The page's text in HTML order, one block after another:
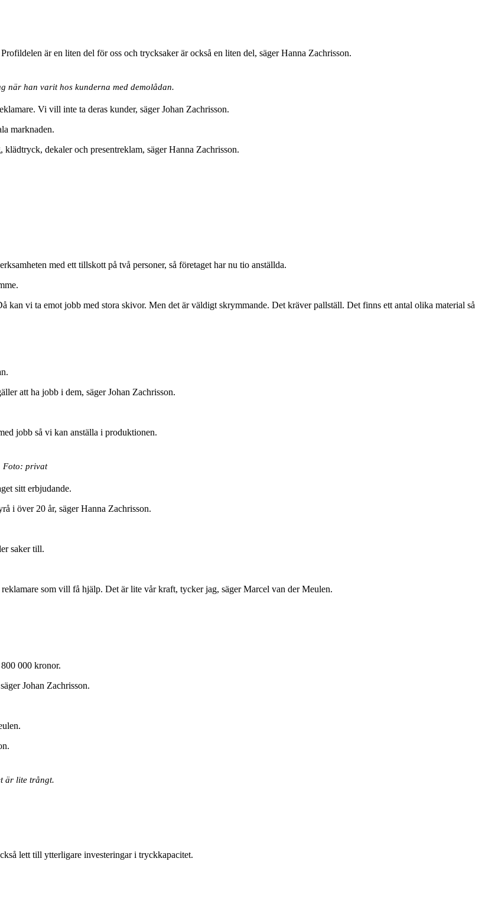
är en liten del för oss och trycksaker är också en liten del, säger Hanna Zachrisson.
när han varit hos kunderna med demolådan.
Vi vill inte ta deras kunder, säger Johan Zachrisson.
marknaden.
dekaler och presentreklam, säger Hanna Zachrisson.
med ett tillskott på två personer, så företaget har nu tio anställda.
kan vi ta emot jobb med stora skivor. Men det är väldigt skrymmande. Det kräver pallställ. Det finns ett antal olika material så
att ha jobb i dem, säger Johan Zachrisson.
jobb så vi kan anställa i produktionen.
Foto: privat
sitt erbjudande.
i över 20 år, säger Hanna Zachrisson.
saker till.
som vill få hjälp. Det är lite vår kraft, tycker jag, säger Marcel van der Meulen.
000 kronor.
Johan Zachrisson.
är lite trångt.
lett till ytterligare investeringar i tryckkapacitet.